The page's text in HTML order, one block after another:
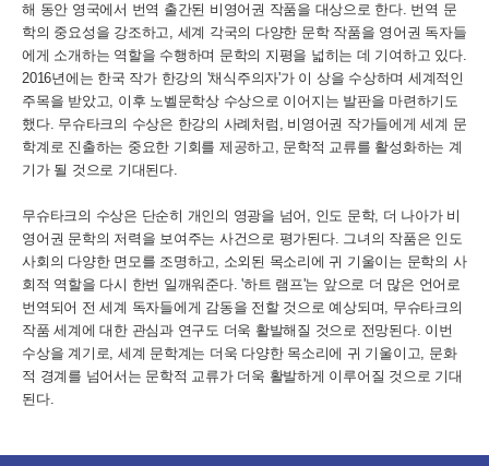
해 동안 영국에서 번역 출간된 비영어권 작품을 대상으로 한다. 번역 문
학의 중요성을 강조하고, 세계 각국의 다양한 문학 작품을 영어권 독자들
에게 소개하는 역할을 수행하며 문학의 지평을 넓히는 데 기여하고 있다.
2016년에는 한국 작가 한강의 '채식주의자'가 이 상을 수상하며 세계적인
주목을 받았고, 이후 노벨문학상 수상으로 이어지는 발판을 마련하기도
했다. 무슈타크의 수상은 한강의 사례처럼, 비영어권 작가들에게 세계 문
학계로 진출하는 중요한 기회를 제공하고, 문학적 교류를 활성화하는 계
기가 될 것으로 기대된다.
무슈타크의 수상은 단순히 개인의 영광을 넘어, 인도 문학, 더 나아가 비
영어권 문학의 저력을 보여주는 사건으로 평가된다. 그녀의 작품은 인도
사회의 다양한 면모를 조명하고, 소외된 목소리에 귀 기울이는 문학의 사
회적 역할을 다시 한번 일깨워준다. '하트 램프'는 앞으로 더 많은 언어로
번역되어 전 세계 독자들에게 감동을 전할 것으로 예상되며, 무슈타크의
작품 세계에 대한 관심과 연구도 더욱 활발해질 것으로 전망된다. 이번
수상을 계기로, 세계 문학계는 더욱 다양한 목소리에 귀 기울이고, 문화
적 경계를 넘어서는 문학적 교류가 더욱 활발하게 이루어질 것으로 기대
된다.